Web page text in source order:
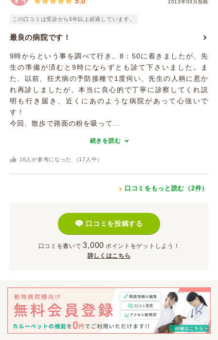
2013年03月投稿
この口コミは受診から5年以上経過しています。
最良の病院です！
9時からという事を調べて行き、8：50に着きましたが、先
生の準備が済むと9時にならずとも診て下さいました。ま
た、以前、狂犬病の予防接種で1度伺い、先生の人柄に惹か
れ再診しましたが、本当に良心的で丁寧に診察してくれ説
明も行き届き、近くにあのような病院があって心強いで
す！
今回、散歩で路面の粉を吸って...
続きを読む
16 人が参考になった （ 17 人中）
口コミをもっと読む（2件）
口コミを投稿する
口コミを書いて 3,000 ポイント をゲットしよう！
詳しくはこちら